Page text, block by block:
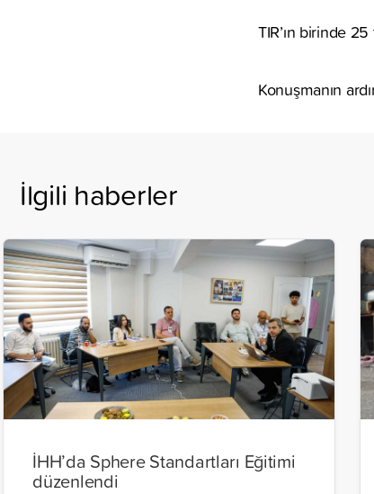
TIR’ın birinde
Konuşmanın
İlgili haberler
İHH’da Sphere Standartları Eğitimi
düzenlendi